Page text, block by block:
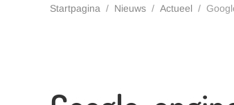
Startpagina Nieuws Actueel